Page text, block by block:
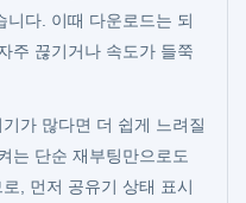
다. 이때 다운로드는 되
주 끊기거나 속도가 들쭉
가 많다면 더 쉽게 느려질
는 단순 재부팅만으로도
, 먼저 공유기 상태 표시